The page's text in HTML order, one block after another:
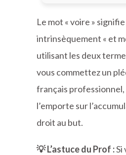
Le mot « voire » signifie
intrinsèquement « et
utilisant les deux
vous commettez un
français professionnel,
l’emporte sur
droit au but.
💡 L’astuce du Prof :Si